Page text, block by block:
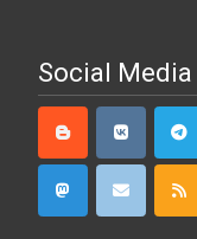
Social Media